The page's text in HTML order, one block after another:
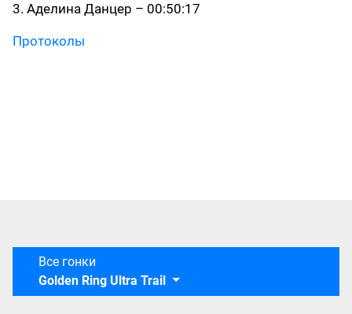
3. Аделина Данцер – 00:50:17
Протоколы
Все гонки
Golden Ring Ultra Trail